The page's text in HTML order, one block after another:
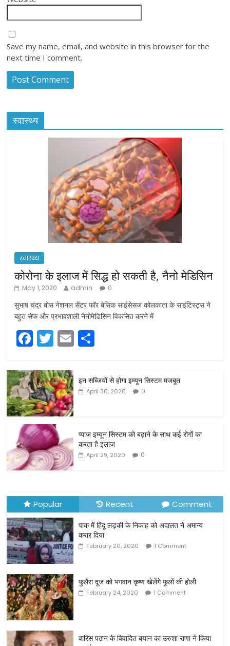
Save my name, email, and website in this browser for the
next time I comment.
स्वास्थ्य
स्वास्थ्य
कोरोना के इलाज में सिद्ध हो सकती है, नैनो मेडिसिन
May 1, 2020 admin 0
सुभाष चंद्र बोस नेशनल सेंटर फॉर बेसिक साइंसेसज कोलकाता के साइंटिस्ट्स ने
बहुत सेफ और प्रभावशाली नैनोमेडिसिन विकसित करने में
F
a
c
e
b
o
o
k
T
w
itt
er
E
m
ar
e
इन सब्जियों से होगा इम्यून सिस्टम मजबूत
April 30, 2020 0
प्याज इम्यून सिस्टम को बढ़ाने के साथ कई रोगों का
करता है इलाज
April 29, 2020 0
Popular Recent Comment
पाक में हिंदू लड़की के निकाह को अदालत ने अमान्य
करार दिया
February 20, 2020 1 Comment
फुलैरा दूज को भगवान कृष्ण खेलेंगे फूलों की होली
February 24, 2020 1 Comment
वारिस पठान के विवादित बयान का उरुशा राणा ने किया